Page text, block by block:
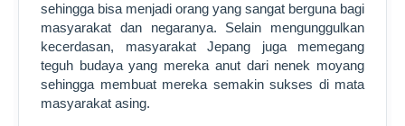
sehingga bisa menjadi orang yang sangat berguna bagi
masyarakat dan negaranya. Selain mengunggulkan
kecerdasan, masyarakat Jepang juga memegang
teguh budaya yang mereka anut dari nenek moyang
sehingga membuat mereka semakin sukses di mata
masyarakat asing.